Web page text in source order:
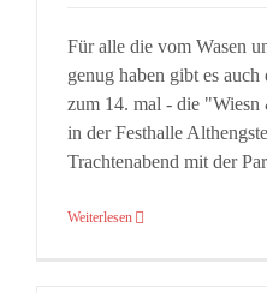
Für alle die vom Wasen
genug haben gibt es auch
zum 14. mal - die
in der Festhalle
Trachtenabend mit der
Weiterlesen